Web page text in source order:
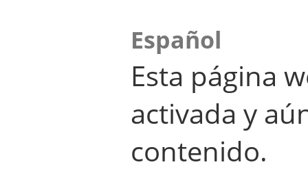
Español
Esta página
activada y
contenido.